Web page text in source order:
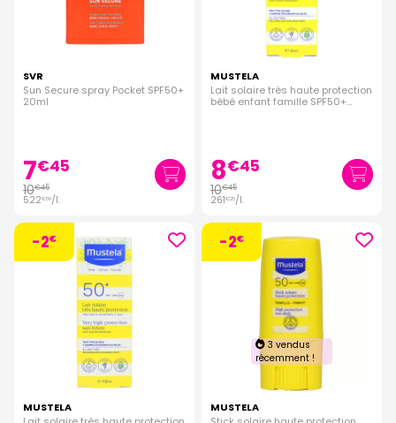
SVR
Sun Secure spray Pocket SPF50+
20ml
7€45
10€45
522€50/l.
MUSTELA
Lait solaire très haute protection
bébé enfant famille SPF50+
8€45
10€45
261€25/l.
-2€
MUSTELA
-2€
3 vendus
récemment !
MUSTELA